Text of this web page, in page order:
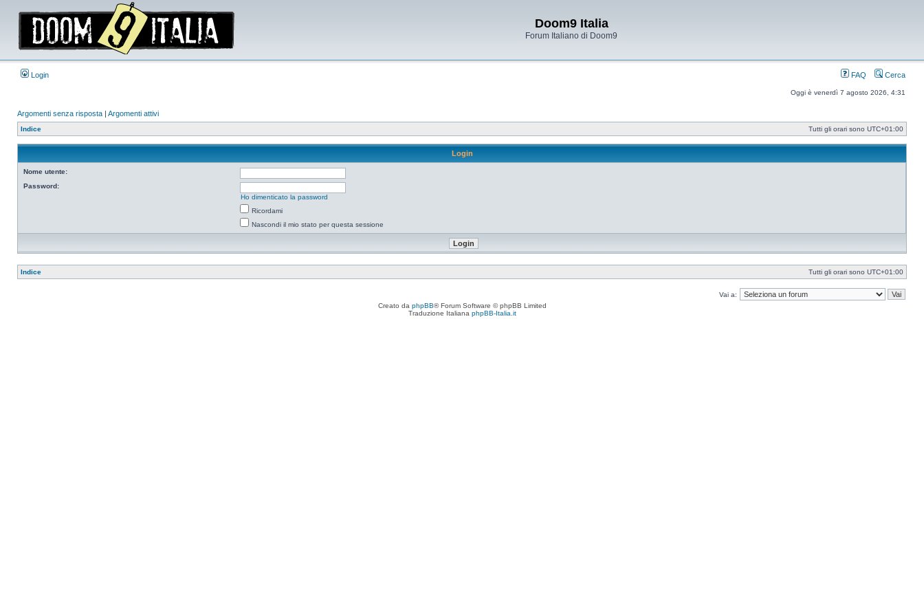
Doom9 Italia
Forum Italiano di Doom9
Login FAQ Cerca
Oggi è venerdì 7 agosto 2026, 4:31
Argomenti senza risposta | Argomenti attivi
Indice Tutti gli orari sono UTC+01:00
Login
Nome utente:
Password:
Ho dimenticato la password
Ricordami
Nascondi il mio stato per questa sessione
Indice Tutti gli orari sono UTC+01:00
Vai a:
Creato da phpBB® Forum Software © phpBB Limited
Traduzione Italiana phpBB-Italia.it